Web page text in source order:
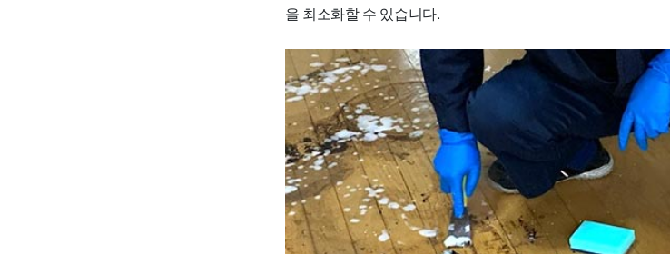
을 최소화할 수 있습니다.